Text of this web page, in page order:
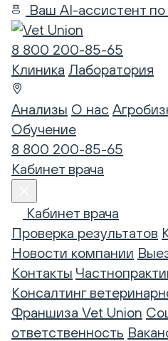
Ваш AI-ассистент
8 800 200-85-65
Клиника Лаборатория
Анализы О нас
Обучение
8 800 200-85-65
Кабинет врача
Кабинет врача
Проверка результатов
Новости компании
Контакты
Консалтинг
Франшиза Vet Union
ответственность